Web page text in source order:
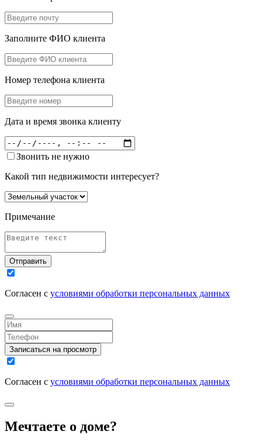
Заполните ФИО клиента
Номер телефона клиента
Дата и время звонка клиенту
Звонить не нужно
Какой тип недвижимости интересует?
Примечание
Отправить
Согласен с условиями обработки персональных данных
Записаться на просмотр
Согласен с условиями обработки персональных данных
Мечтаете о доме?